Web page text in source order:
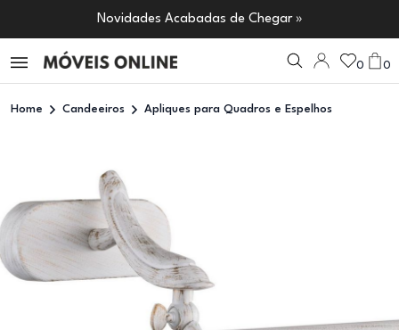
Novidades Acabadas de Chegar »
0 0
Home Candeeiros Apliques para Quadros e Espelhos